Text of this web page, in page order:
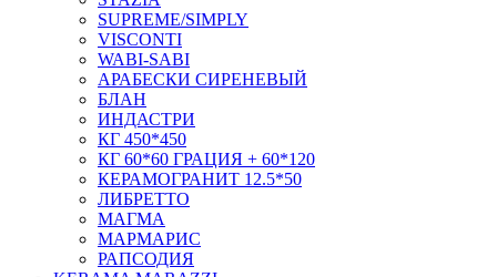
SUPREME/SIMPLY
VISCONTI
WABI-SABI
АРАБЕСКИ СИРЕНЕВЫЙ
БЛАН
ИНДАСТРИ
КГ 450*450
КГ 60*60 ГРАЦИЯ + 60*120
КЕРАМОГРАНИТ 12.5*50
ЛИБРЕТТО
МАГМА
МАРМАРИС
РАПСОДИЯ